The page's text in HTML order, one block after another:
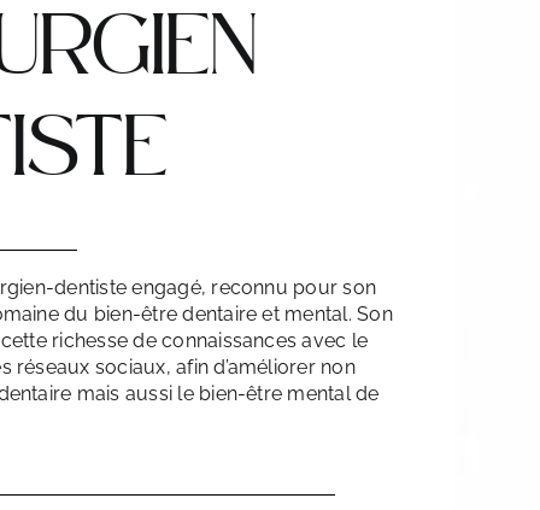
dentiste engagé, reconnu pour son
du bien-être dentaire et mental. Son
richesse de connaissances avec le
réseaux sociaux, afin d’améliorer non
mais aussi le bien-être mental de